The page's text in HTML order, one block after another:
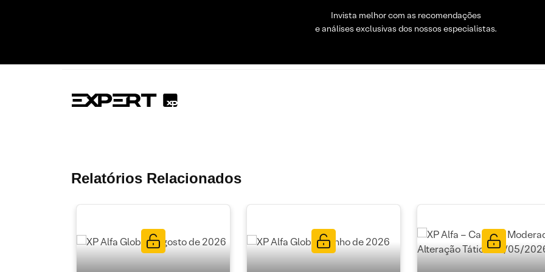
Invista melhor com as recomendações
e análises exclusivas dos nossos especialistas.
Relatórios Relacionados